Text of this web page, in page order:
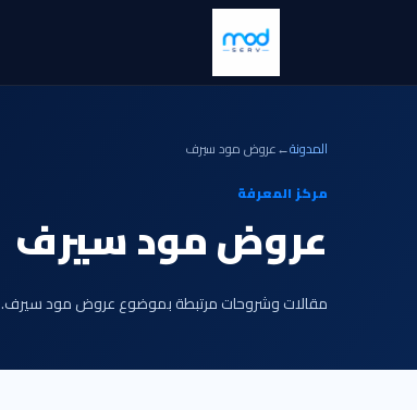
المدونة←عروض مود سيرف
مركز المعرفة
عروض مود سيرف
مقالات وشروحات مرتبطة بموضوع عروض مود سيرف.